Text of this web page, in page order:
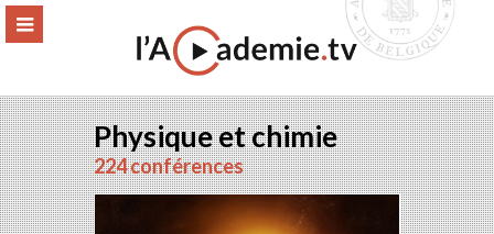
Aller
MENU
Physique et chimie
224 conférences